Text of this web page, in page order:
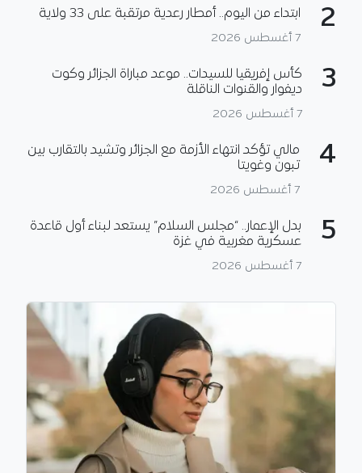
2 ابتداء من اليوم.. أمطار رعدية مرتقبة على 33 ولاية
7 أغسطس 2026
3
كأس إفريقيا للسيدات.. موعد مباراة الجزائر وكوت
ديفوار والقنوات الناقلة
7 أغسطس 2026
4
مالي تؤكد انتهاء الأزمة مع الجزائر وتشيد بالتقارب بين
تبون وغويتا
7 أغسطس 2026
5
بدل الإعمار.. “مجلس السلام” يستعد لبناء أول قاعدة
عسكرية مغربية في غزة
7 أغسطس 2026